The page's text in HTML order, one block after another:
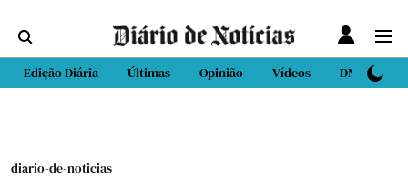
Edição Diária Últimas Opinião Vídeos DN Sport
diario-de-noticias